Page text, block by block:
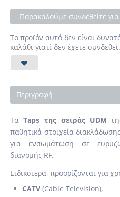
Παρακαλούμε συνδεθείτε
Το προϊόν αυτό δεν είναι
καλάθι γιατί δεν έχετε συνδεθεί.
Περιγραφή
ΤαTaps της σειράς UDM
παθητικά στοιχεία
για ενσωμάτωση σε
διανομής RF.
Ειδικότερα, προορίζονται για
CATV (Cable Television),